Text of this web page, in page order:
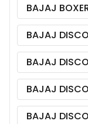
BAJAJ
BAJAJ
BAJAJ
BAJAJ
BAJAJ